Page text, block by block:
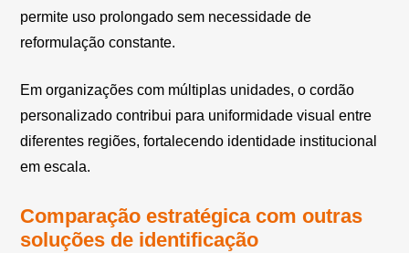
permite uso prolongado sem necessidade de
reformulação constante.
Em organizações com múltiplas unidades, o cordão
personalizado contribui para uniformidade visual entre
diferentes regiões, fortalecendo identidade institucional
em escala.
Comparação estratégica com outras
soluções de identificação